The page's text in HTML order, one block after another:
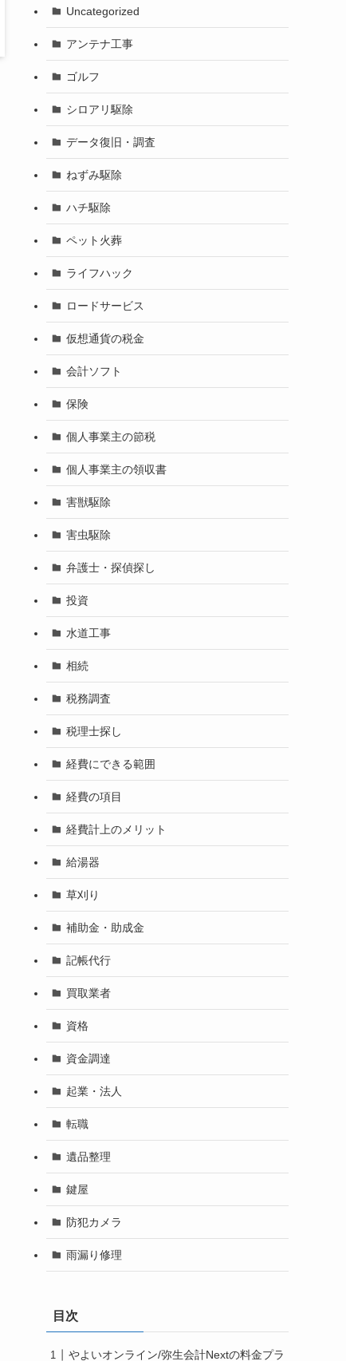
Uncategorized
アンテナ工事
ゴルフ
シロアリ駆除
データ復旧・調査
ねずみ駆除
ハチ駆除
ペット火葬
ライフハック
ロードサービス
仮想通貨の税金
会計ソフト
保険
個人事業主の節税
個人事業主の領収書
害獣駆除
害虫駆除
弁護士・探偵探し
投資
水道工事
相続
税務調査
税理士探し
経費にできる範囲
経費の項目
経費計上のメリット
給湯器
草刈り
補助金・助成金
記帳代行
買取業者
資格
資金調達
起業・法人
転職
遺品整理
鍵屋
防犯カメラ
雨漏り修理
目次
やよいオンライン/弥生会計Nextの料金プラ